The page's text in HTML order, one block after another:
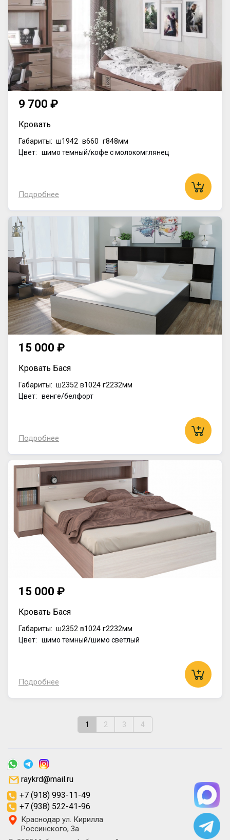
9 700 ₽
Кровать
Габариты: ш1942 в660 г848мм
Цвет: шимо темный/кофе с молокомглянец
Подробнее
15 000 ₽
Кровать Бася
Габариты: ш2352 в1024 г2232мм
Цвет: венге/белфорт
Подробнее
15 000 ₽
Кровать Бася
Габариты: ш2352 в1024 г2232мм
Цвет: шимо темный/шимо светлый
Подробнее
1 2 3 4
Краснодар ул. Кирилла
Россинского, 3а
+7 (918) 993-11-49
+7 (938) 522-41-96
raykrd@mail.ru